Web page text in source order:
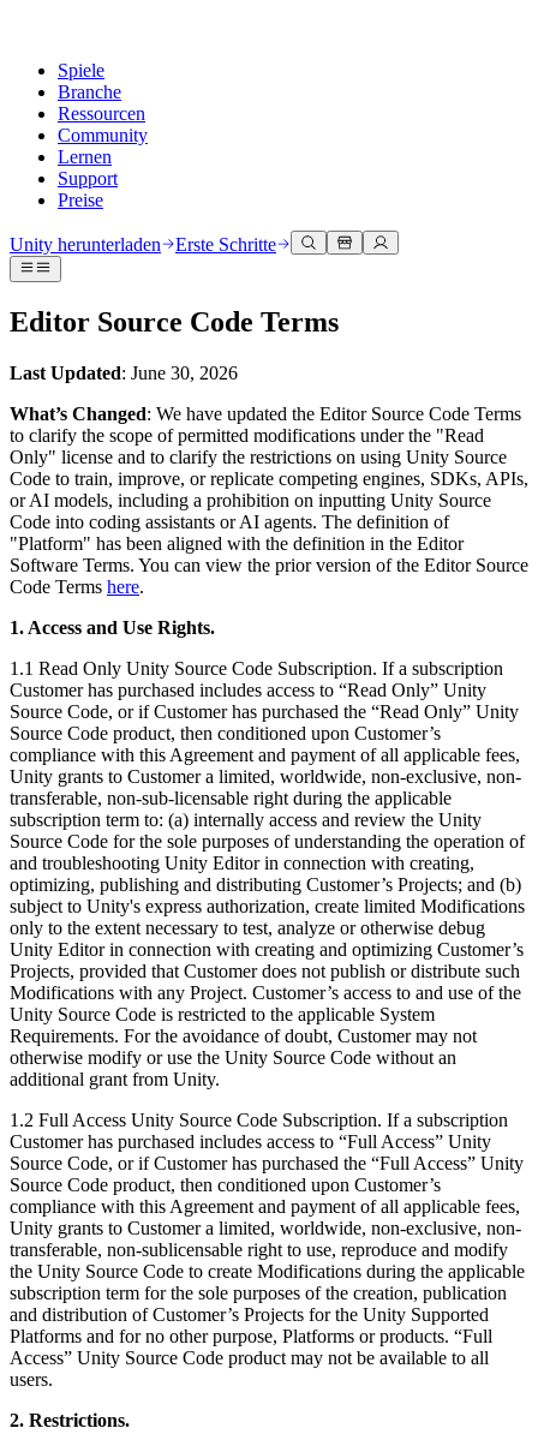
Spiele
Branche
Ressourcen
Community
Lernen
Support
Preise
Unity Engine
Schnell mit Ihrem Team zusammenarbeiten und iterieren
Abonnements und Preise
Bereitstellen
Multiplattform
Entdecken Sie 25+ Plattformen, die Unity unterstützt
LiveOps
Wachsen Sie
Nutzerakquisition
Entdecken Sie und gewinnen Sie mobile Benutzer
In-App-Käufe
IAP Management über Filialen und D2C hinweg
Monetarisierung
Verbinden Sie Spieler mit den richtigen Spielen
Werben mit Unity
Monetarisieren mit Unity
Anwendungsfälle
Mobile Spiele
Mobile Hits mit Unity erstellen und wachsen lassen
Indie-Spiele
Große Spiele mit kleinen Teams veröffentlichen
XR-Spiele
Multiplayer-Spiele
Vereinfachte Entwicklung von Multiplayer-Spielen
3D-Zusammenarbeit
In immersiven Umgebungen trainieren
Kundenerlebnisse
Interaktive 3D-Erlebnisse erstellen
Branchen
Fertigung
Betriebliche Exzellenz erreichen
Einzelhandel
Automobilindustrie
Innovation und Erlebnisse im Auto fördern
Alle Branchen anzeigen
Dokumentation
Offizielle Benutzerhandbücher und API-Referenzen
Entwicklertools
Roadmap
Bevorstehende Funktionen überprüfen
Glossar
Bibliothek technischer Begriffe
Einblicke
Erfolgsgeschichten aus der Praxis
Best-Practice-Leitfäden
Experten Tipps und Tricks
Demos
Demos, Beispiele und Bausteine
Alle Ressourcen
Neues
Blog
Aktualisierungen, Informationen und technische Tipps
Neuigkeiten
Nachrichten, Geschichten und Pressezentrum
Diskussionen
Diskutieren, Probleme lösen und verbinden
Veranstaltungen
Gemeinschaftsgeschichten
Made with Unity
Präsentation von Unity-Schöpfern
Livestreams
Schließen Sie sich Entwicklern, Kreativen und Insidern an
Feier der Unity-Schöpfer weltweit
Unity Learn
Verbessern Sie Ihr Team mit Unity-Trainern
Erste Schritte
Beginnen Sie noch heute mit dem Lernen
Unity Essential Pathways
Sind Sie neu bei Unity? Starten Sie Ihre Reise
Anleitungen
Bildung
Für Studierende
Starten Sie Ihre Karriere
Für Lehrkräfte
Optimieren Sie Ihr Lehren
Lizenzstipendium für Bildungseinrichtungen
Bringen Sie die Kraft von Unity in Ihre Institution
Zertifizierungen
Beweisen Sie Ihre Unity-Meisterschaft
Hilfe erhalten
Erreichen Sie Ihre Ziele schneller mit Expertenunterstützung
FAQ
Antworten auf häufige Fragen
Kontakt aufnehmen
Verbinden Sie sich mit unserem Team
Unity herunterladen Erste Schritte
Editor Source Code Terms
Last Updated: June 30, 2026
What’s Changed: We have updated the Editor Source Code Terms
to clarify the scope of permitted modifications under the "Read
Only" license and to clarify the restrictions on using Unity Source
Code to train, improve, or replicate competing engines, SDKs, APIs,
or AI models, including a prohibition on inputting Unity Source
Code into coding assistants or AI agents. The definition of
"Platform" has been aligned with the definition in the Editor
Software Terms. You can view the prior version of the Editor Source
Code Terms here.
1. Access and Use Rights.
1.1 Read Only Unity Source Code Subscription. If a subscription
Customer has purchased includes access to “Read Only” Unity
Source Code, or if Customer has purchased the “Read Only” Unity
Source Code product, then conditioned upon Customer’s
compliance with this Agreement and payment of all applicable fees,
Unity grants to Customer a limited, worldwide, non-exclusive, non-
transferable, non-sub-licensable right during the applicable
subscription term to: (a) internally access and review the Unity
Source Code for the sole purposes of understanding the operation of
and troubleshooting Unity Editor in connection with creating,
optimizing, publishing and distributing Customer’s Projects; and (b)
subject to Unity's express authorization, create limited Modifications
only to the extent necessary to test, analyze or otherwise debug
Unity Editor in connection with creating and optimizing Customer’s
Projects, provided that Customer does not publish or distribute such
Modifications with any Project. Customer’s access to and use of the
Unity Source Code is restricted to the applicable System
Requirements. For the avoidance of doubt, Customer may not
otherwise modify or use the Unity Source Code without an
additional grant from Unity.
1.2 Full Access Unity Source Code Subscription. If a subscription
Customer has purchased includes access to “Full Access” Unity
Source Code, or if Customer has purchased the “Full Access” Unity
Source Code product, then conditioned upon Customer’s
compliance with this Agreement and payment of all applicable fees,
Unity grants to Customer a limited, worldwide, non-exclusive, non-
transferable, non-sublicensable right to use, reproduce and modify
the Unity Source Code to create Modifications during the applicable
subscription term for the sole purposes of the creation, publication
and distribution of Customer’s Projects for the Unity Supported
Platforms and for no other purpose, Platforms or products. “Full
Access” Unity Source Code product may not be available to all
users.
2. Restrictions.